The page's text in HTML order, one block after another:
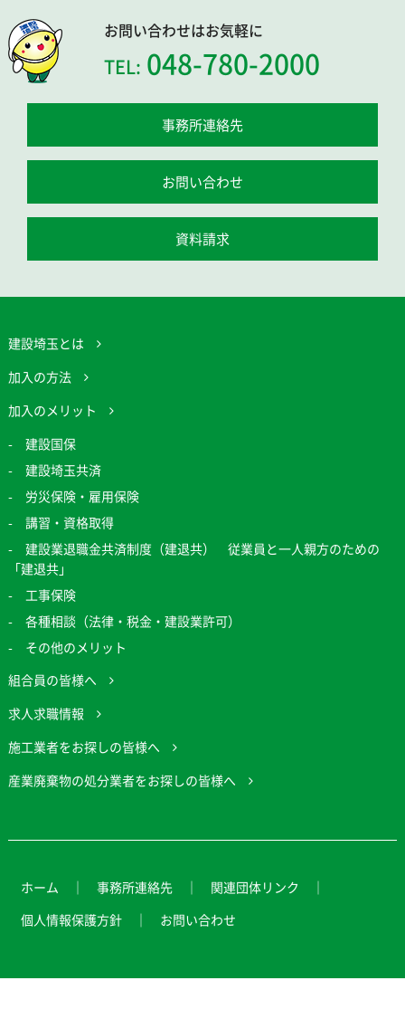
お問い合わせはお気軽に
TEL: 048-780-2000
事務所連絡先
お問い合わせ
資料請求
建設埼玉とは
加入の方法
加入のメリット
建設国保
建設埼玉共済
労災保険・雇用保険
講習・資格取得
建設業退職金共済制度（建退共） 従業員と一人親方のための
「建退共」
工事保険
各種相談（法律・税金・建設業許可）
その他のメリット
組合員の皆様へ
求人求職情報
施工業者をお探しの皆様へ
産業廃棄物の処分業者をお探しの皆様へ
ホーム 事務所連絡先
関連団体リンク
個人情報保護方針
お問い合わせ